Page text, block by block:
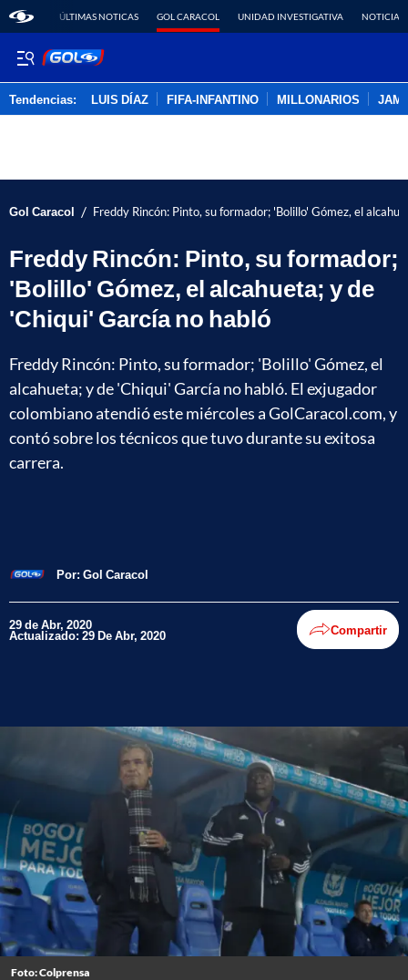
ÚLTIMAS NOTICAS GOL CARACOL UNIDAD INVESTIGATIVA NOTICIAS
Tendencias: LUIS DÍAZ FIFA-INFANTINO MILLONARIOS
Gol Caracol / Freddy Rincón: Pinto, su formador; 'Bolillo' Gómez, el
Freddy Rincón: Pinto, su formador;
'Bolillo' Gómez, el alcahueta; y de
'Chiqui' García no habló
Freddy Rincón: Pinto, su formador; 'Bolillo' Gómez, el
alcahueta; y de 'Chiqui' García no habló. El exjugador
colombiano atendió este miércoles a GolCaracol.com, y
contó sobre los técnicos que tuvo durante su exitosa
carrera.
Por: Gol Caracol
29 de Abr, 2020
Actualizado: 29 De Abr, 2020 Compartir
Foto: Colprensa